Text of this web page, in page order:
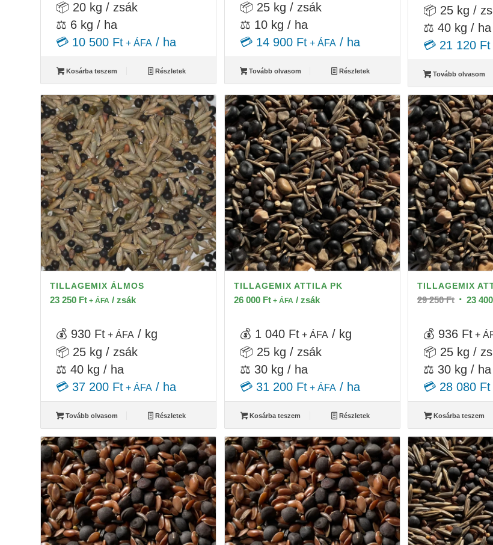
📦 20 kg / zsák
⚖️ 6 kg / ha
💳 10 500 Ft + ÁFA / ha
Kosárba teszem Részletek
📦 25 kg / zsák
⚖️ 10 kg / ha
💳 14 900 Ft+ ÁFA/ ha
Tovább olvasom Részletek
16
500 Ft.
📦 25 kg /
⚖️ 40 kg / ha
💳 21 120 Ft
Tovább olvasom
TILLAGEMIX ÁLMOS
23 250 Ft + ÁFA / zsák
💰 930 Ft + ÁFA / kg
📦 25 kg / zsák
⚖️ 40 kg / ha
💳 37 200 Ft + ÁFA / ha
Tovább olvasom Részletek
TILLAGEMIX ATTILA PK
26 000 Ft+ ÁFA / zsák
💰 1 040 Ft+ ÁFA / kg
📦 25 kg / zsák
⚖️ 30 kg / ha
💳 31 200 Ft+ ÁFA/ ha
Kosárba teszem Részletek
TILLAGEMIX
29 250Ft Original
29
250 Ft.
23 400
💰 936 Ft +
📦 25 kg /
⚖️ 30 kg / ha
💳 28 080 Ft
Kosárba teszem